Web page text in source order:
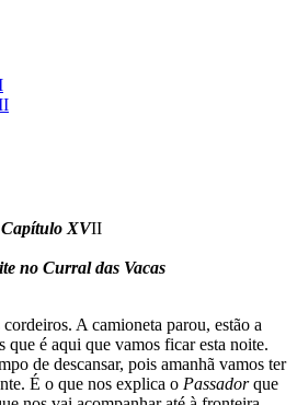
Capítulo XVII
no Curral das Vacas
A camioneta parou, estão a
que é aqui que vamos ficar esta noite.
de descansar, pois amanhã vamos ter
É o que nos explica o Passadorque